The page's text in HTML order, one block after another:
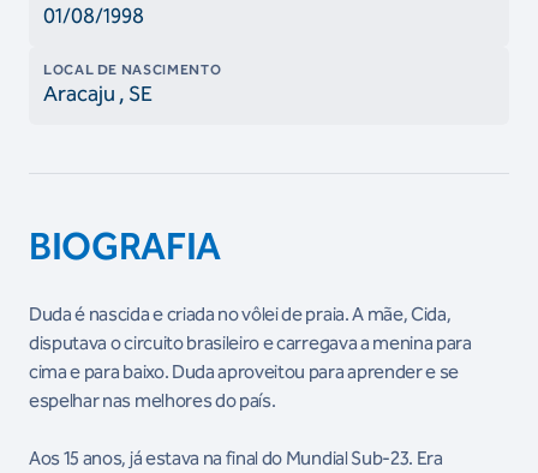
01/08/1998
LOCAL DE NASCIMENTO
Aracaju , SE
BIOGRAFIA
Duda é nascida e criada no vôlei de praia. A mãe, Cida,
disputava o circuito brasileiro e carregava a menina para
cima e para baixo. Duda aproveitou para aprender e se
espelhar nas melhores do país.
Aos 15 anos, já estava na final do Mundial Sub-23. Era